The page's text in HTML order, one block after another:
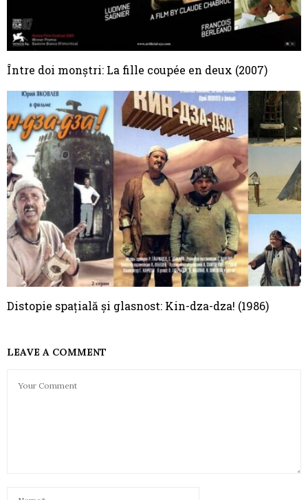
Între doi monștri: La fille coupée en deux (2007)
Distopie spațială și glasnost: Kin-dza-dza! (1986)
LEAVE A COMMENT